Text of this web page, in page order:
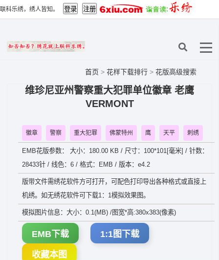
联科乐绣，绣人皆知。
首页 > 花样下载排行 > 花版高级搜索
维珍尼亚州警察重大犯罪单位徽章 老鹰
VERMONT
徽章 警察 重大犯罪 佛蒙特州 鹰 天平 刺绣
EMB花版参数： 大小：180.00 KB / 尺寸：100*101[毫米] / 针数：
28433针 / 线色：6 / 格式：EMB / 版本：e4.2
版带文件需绣花软件方可打开，可配色打印导出各种格式或直接上
机绣。如无绣花软件可下载1：1模拟效果图。
模拟图片信息：大小：0.1(MB) /图宽*高:380x383(像素)
EMB下载 1:1图下载
收藏本图